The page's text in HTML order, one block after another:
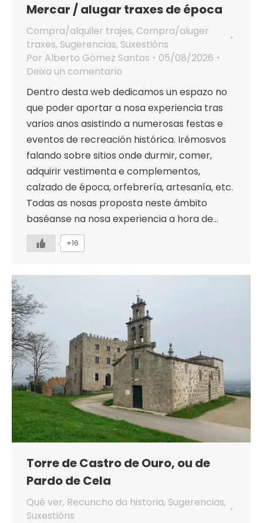
Mercar / alugar traxes de época
Compra/alquiler trajes, Compra/aluger
traxes, Sugerencias, Suxestións
Por Alberto Gómez Santos
05/08/2026
Deixa un comentario
Dentro desta web dedicamos un espazo no
que poder aportar a nosa experiencia tras
varios anos asistindo a numerosas festas e
eventos de recreación histórica. Irémosvos
falando sobre sitios onde durmir, comer,
adquirir vestimenta e complementos,
calzado de época, orfebrería, artesanía, etc.
Todas as nosas proposta neste ámbito
baséanse na nosa experiencia a hora de…
+16
Torre de Castro de Ouro, ou de
Pardo de Cela
Qué ver, Recuncho da historia, Sugerencias,
Suxestións